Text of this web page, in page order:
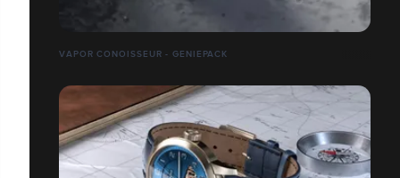
VAPOR CONOISSEUR - GENIEPACK